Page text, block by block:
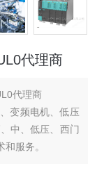
代理商
代理商
变频电机、低压
中、低压、西门
服务。
元器件、智能仪